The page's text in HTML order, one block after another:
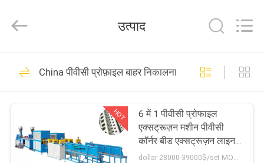
उत्पादों
हमारे
Plastar
Machinery
All
Reserved.
3 डी प्रिंटर फिलामेंट
एक्सट्रूडर मशीन
44
उत्पाद
China पीवीसी प्रोफ़ाइल बाहर निकालना मशीन
HOT
6 में 1 पीवीसी प्रोफाइल
एक्सट्रूज़न मशीन पीवीसी
कॉर्नर बीड एक्सट्रूज़न लाइन
पंचिंग होल्स के साथ
dollar 28000-39000$/set MOQ:एक सेट